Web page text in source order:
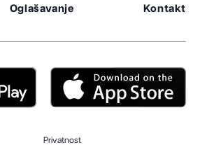
Oglašavanje Kontakt
Privatnost